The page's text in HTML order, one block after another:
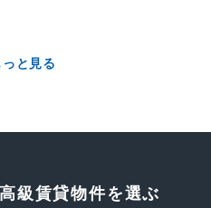
っと見る
級賃貸物件を選ぶ